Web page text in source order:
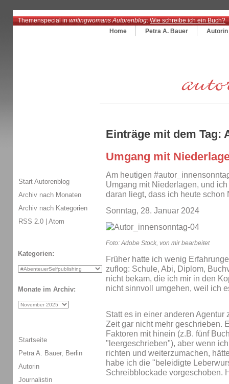
Themenspecial inwritingwomans Autorenblog:Wie schreibe ich ein Buch?
Home
Petra A. Bauer Autorin
Einträge mit dem Tag:
Umgang mit
Am heutigen
Umgang mit Niederlagen, und
daran liegt, dass ich heute
Sonntag, 28. Januar 2024
Foto: Adobe Stock, von mir bearbeitet
Früher hatte ich wenig
zuflog: Schule, Abi, Diplom,
nicht bekam, die ich mir in den
nicht sinnvoll umgehen, weil ich
Statt es in einer anderen
Zeit gar nicht mehr geschrieben.
Faktoren mit hinein (z.B. fünf
"leergeschrieben"), aber wenn
richten und weiterzumachen,
habe ich die "beleidigte
Schreibblockade vorgeschoben.
Start Autorenblog
Archiv nach Monaten
Archiv nach Kategorien
RSS 2.0 | Atom
Kategorien:
Monate im Archiv:
Startseite
Petra A. Bauer, Berlin
Autorin
Journalistin